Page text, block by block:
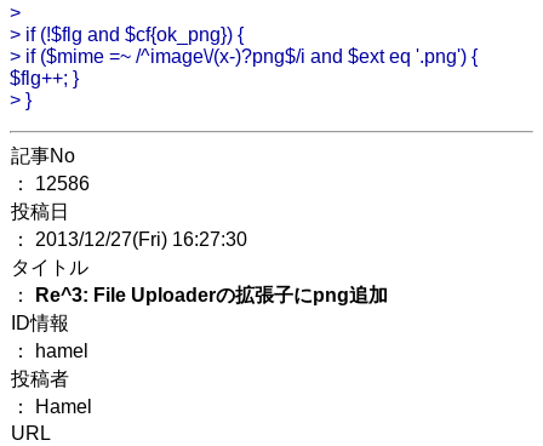
>
> if (!$flg and $cf{ok_png}) {
> if ($mime =~ /^image\/(x-)?png$/i and $ext eq '.png') {
$flg++; }
> }
記事No
： 12586
投稿日
： 2013/12/27(Fri) 16:27:30
タイトル
：
Re^3: File Uploaderの拡張子にpng追加
ID情報
： hamel
投稿者
： Hamel
URL